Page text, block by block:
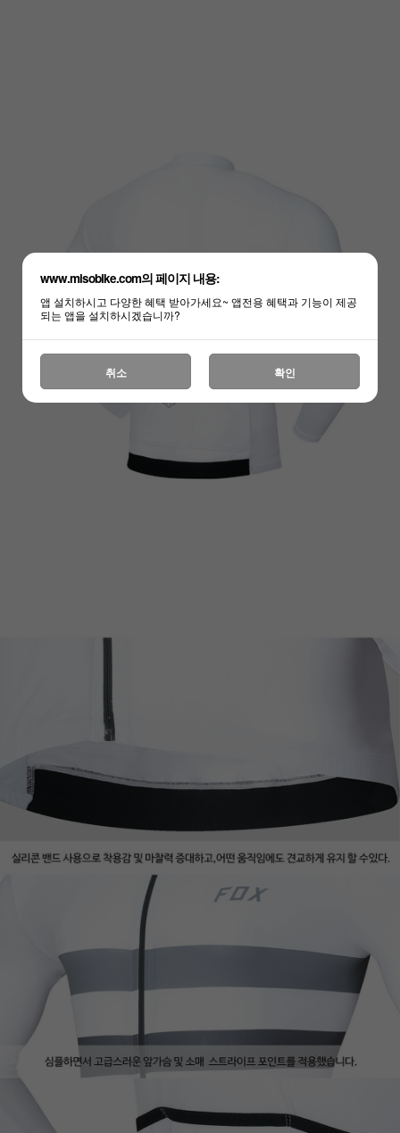
www.misobike.com의 페이지 내용:
앱 설치하시고 다양한 혜택 받아가세요~ 앱전용 혜택과 기능이 제공
되는 앱을 설치하시겠습니까?
취소 확인